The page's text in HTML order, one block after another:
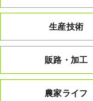
生産技術
販路・加工
農家ライフ